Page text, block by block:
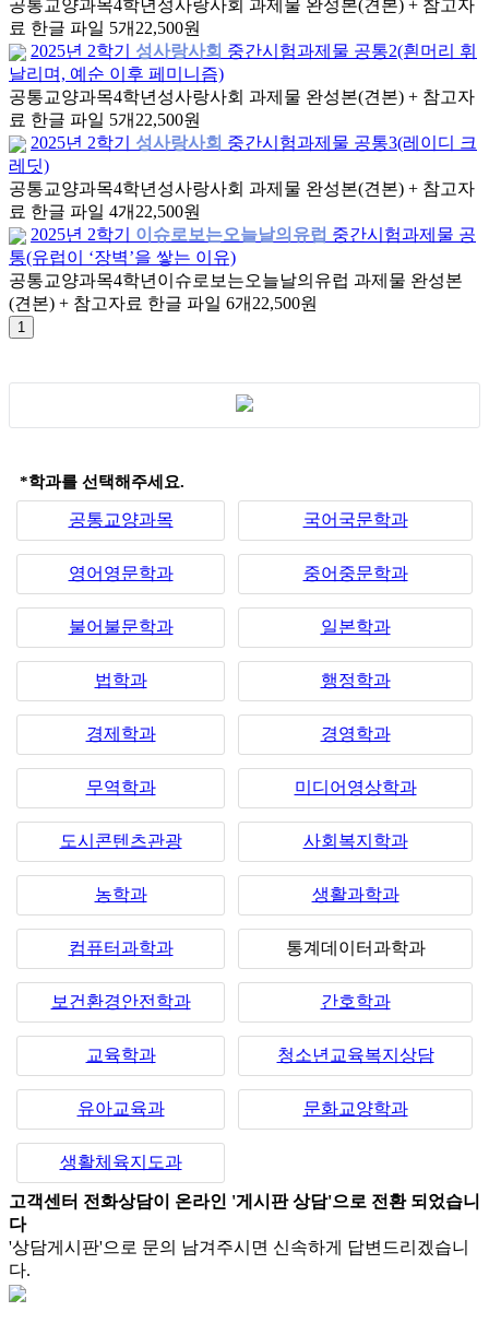
공통교양과목4학년 성사랑사회 과제물 완성본(견본) + 참고자
료 한글 파일 5개 22,500원
2025년 2학기
성사랑사회 중간시험과제물 공통2(흰머리 휘
날리며, 예순 이후 페미니즘)
공통교양과목4학년 성사랑사회 과제물 완성본(견본) + 참고자
료 한글 파일 5개 22,500원
2025년 2학기
성사랑사회 중간시험과제물 공통3(레이디 크
레딧)
공통교양과목4학년 성사랑사회 과제물 완성본(견본) + 참고자
료 한글 파일 4개 22,500원
2025년 2학기
이슈로보는오늘날의유럽 중간시험과제물 공
통(유럽이 ‘장벽’을 쌓는 이유)
공통교양과목4학년 이슈로보는오늘날의유럽 과제물 완성본
(견본) + 참고자료 한글 파일 6개 22,500원
*학과를 선택해주세요.
공통교양과목 국어국문학과
영어영문학과 중어중문학과
불어불문학과 일본학과
법학과 행정학과
경제학과 경영학과
무역학과 미디어영상학과
도시콘텐츠관광 사회복지학과
농학과 생활과학과
컴퓨터과학과 통계데이터과학과
보건환경안전학과 간호학과
교육학과 청소년교육복지상담
유아교육과 문화교양학과
생활체육지도과
고객센터 전화상담이 온라인 '게시판 상담'으로 전환 되었습니
다
'상담게시판'으로 문의 남겨주시면 신속하게 답변드리겠습니
다.